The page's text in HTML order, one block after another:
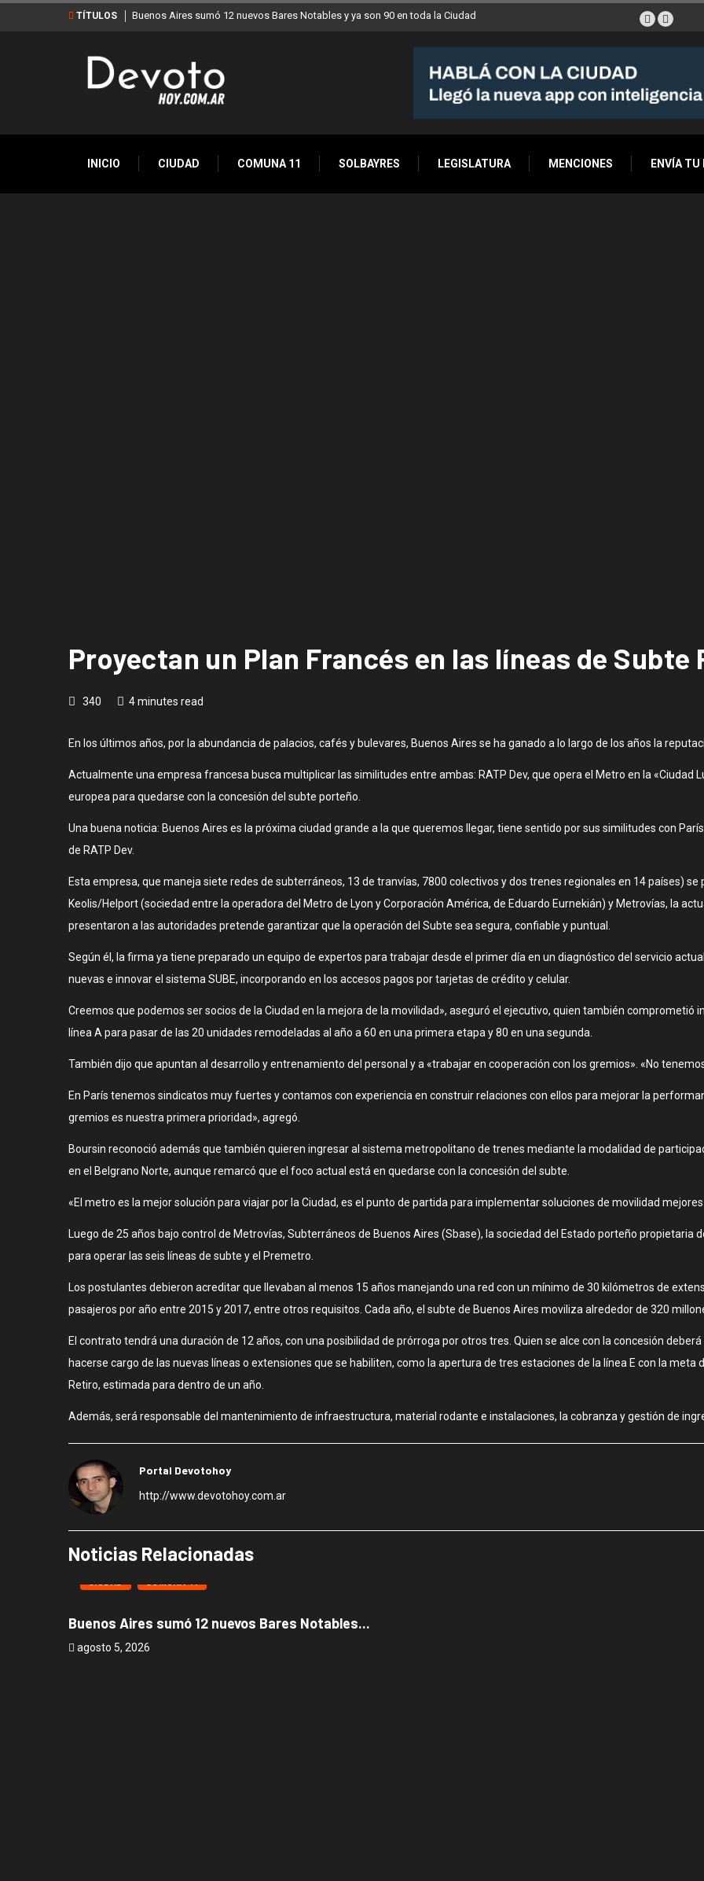
TÍTULOS Buenos Aires sumó 12 nuevos Bares Notables y ya son 90 en toda la Ciudad
INICIO CIUDAD COMUNA 11 SOLBAYRES LEGISLATURA MENCIONES ENVÍA TU
Proyectan un Plan Francés en las líneas de Subte
340 4 minutes read
En los últimos años, por la abundancia de palacios, cafés y bulevares, Buenos Aires se ha ganado a lo largo de los años la
Actualmente una empresa francesa busca multiplicar las similitudes entre ambas: RATP Dev, que opera el Metro en la «Ciudad
europea para quedarse con la concesión del subte porteño.
Una buena noticia: Buenos Aires es la próxima ciudad grande a la que queremos llegar, tiene sentido por sus similitudes con
de RATP Dev.
Esta empresa, que maneja siete redes de subterráneos, 13 de tranvías, 7800 colectivos y dos trenes regionales en 14 países)
Keolis/Helport (sociedad entre la operadora del Metro de Lyon y Corporación América, de Eduardo Eurnekián) y Metrovías, la
presentaron a las autoridades pretende garantizar que la operación del Subte sea segura, confiable y puntual.
Según él, la firma ya tiene preparado un equipo de expertos para trabajar desde el primer día en un diagnóstico del servicio
nuevas e innovar el sistema SUBE, incorporando en los accesos pagos por tarjetas de crédito y celular.
Creemos que podemos ser socios de la Ciudad en la mejora de la movilidad», aseguró el ejecutivo, quien también comprometió
línea A para pasar de las 20 unidades remodeladas al año a 60 en una primera etapa y 80 en una segunda.
También dijo que apuntan al desarrollo y entrenamiento del personal y a «trabajar en cooperación con los gremios». «No
En París tenemos sindicatos muy fuertes y contamos con experiencia en construir relaciones con ellos para mejorar la
gremios es nuestra primera prioridad», agregó.
Boursin reconoció además que también quieren ingresar al sistema metropolitano de trenes mediante la modalidad de
en el Belgrano Norte, aunque remarcó que el foco actual está en quedarse con la concesión del subte.
«El metro es la mejor solución para viajar por la Ciudad, es el punto de partida para implementar soluciones de movilidad
Luego de 25 años bajo control de Metrovías, Subterráneos de Buenos Aires (Sbase), la sociedad del Estado porteño propietaria
para operar las seis líneas de subte y el Premetro.
Los postulantes debieron acreditar que llevaban al menos 15 años manejando una red con un mínimo de 30 kilómetros de
pasajeros por año entre 2015 y 2017, entre otros requisitos. Cada año, el subte de Buenos Aires moviliza alrededor de 320
El contrato tendrá una duración de 12 años, con una posibilidad de prórroga por otros tres. Quien se alce con la concesión
hacerse cargo de las nuevas líneas o extensiones que se habiliten, como la apertura de tres estaciones de la línea E con la
Retiro, estimada para dentro de un año.
Además, será responsable del mantenimiento de infraestructura, material rodante e instalaciones, la cobranza y gestión de
Portal Devotohoy
http://www.devotohoy.com.ar
Noticias Relacionadas
CIUDAD COMUNA 11
Buenos Aires sumó 12 nuevos Bares Notables...
agosto 5, 2026